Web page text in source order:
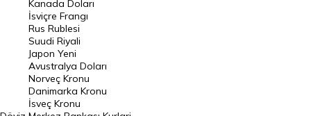
Frank Kuru
Riyal Kuru
Avustralya Doları
Danimarka Kronu Kuru
Kanada Doları Kuru
Kanada Doları
İsviçre Frangı
Rus Rublesi
Suudi Riyali
Japon Yeni
Avustralya Doları
Norveç Kronu
Danimarka Kronu
İsveç Kronu